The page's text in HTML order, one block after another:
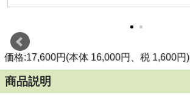
価格:17,600円(本体 16,000円、税 1,600円)
商品説明